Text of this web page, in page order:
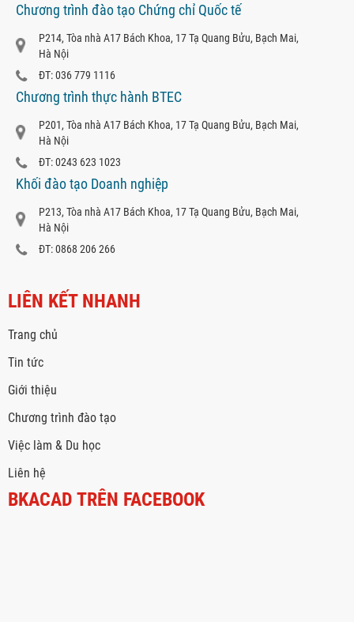
Chương trình đào tạo Chứng chỉ Quốc tế
P214, Tòa nhà A17 Bách Khoa, 17 Tạ Quang Bửu, Bạch Mai,
Hà Nội
ĐT: 036 779 1116
Chương trình thực hành BTEC
P201, Tòa nhà A17 Bách Khoa, 17 Tạ Quang Bửu, Bạch Mai,
Hà Nội
ĐT: 0243 623 1023
Khối đào tạo Doanh nghiệp
P213, Tòa nhà A17 Bách Khoa, 17 Tạ Quang Bửu, Bạch Mai,
Hà Nội
ĐT: 0868 206 266
LIÊN KẾT NHANH
Trang chủ
Tin tức
Giới thiệu
Chương trình đào tạo
Việc làm & Du học
Liên hệ
BKACAD TRÊN FACEBOOK